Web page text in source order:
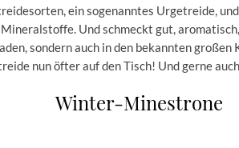
ein sogenanntes Urgetreide,
Und schmeckt gut,
sondern auch in den bekannten
nun öfter auf den Tisch! Und gerne
Winter-Minestrone